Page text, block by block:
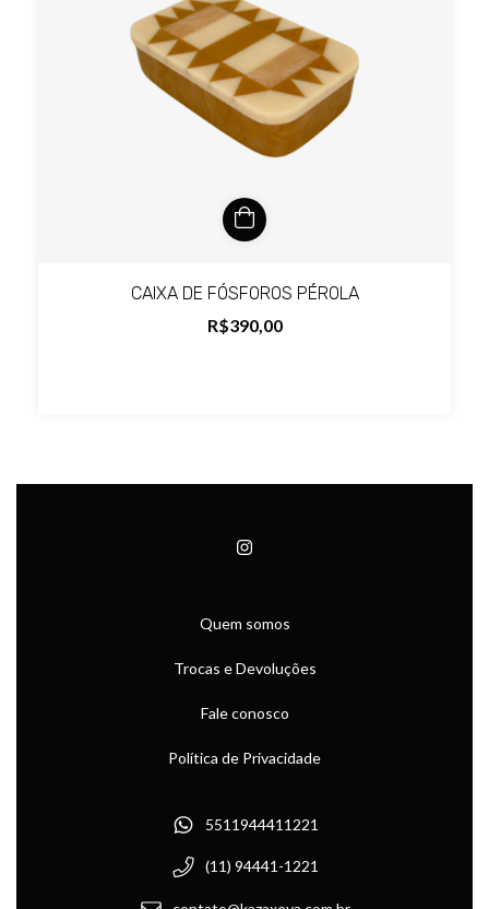
CAIXA DE FÓSFOROS PÉROLA
R$390,00
Quem somos
Trocas e Devoluções
Fale conosco
Política de Privacidade
5511944411221
(11) 94441-1221